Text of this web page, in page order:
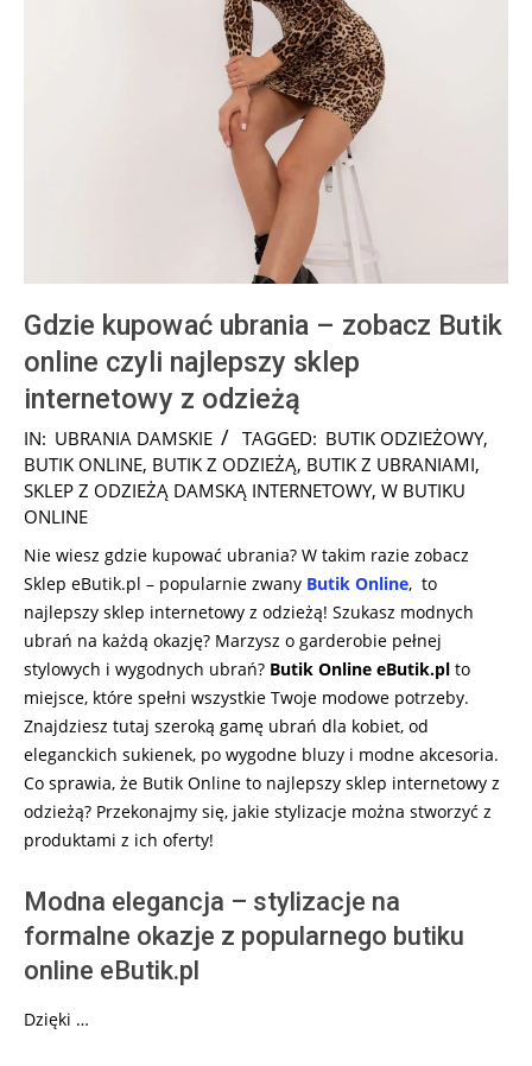
Gdzie kupować ubrania – zobacz Butik
online czyli najlepszy sklep
internetowy z odzieżą
2025-
12-
19
IN: UBRANIA DAMSKIE TAGGED: BUTIK ODZIEŻOWY,
BUTIK ONLINE, BUTIK Z ODZIEŻĄ, BUTIK Z UBRANIAMI,
SKLEP Z ODZIEŻĄ DAMSKĄ INTERNETOWY, W BUTIKU
ONLINE
Nie wiesz gdzie kupować ubrania? W takim razie zobacz
Sklep eButik.pl – popularnie zwany Butik Online, to
najlepszy sklep internetowy z odzieżą! Szukasz modnych
ubrań na każdą okazję? Marzysz o garderobie pełnej
stylowych i wygodnych ubrań? Butik Online eButik.pl to
miejsce, które spełni wszystkie Twoje modowe potrzeby.
Znajdziesz tutaj szeroką gamę ubrań dla kobiet, od
eleganckich sukienek, po wygodne bluzy i modne akcesoria.
Co sprawia, że Butik Online to najlepszy sklep internetowy z
odzieżą? Przekonajmy się, jakie stylizacje można stworzyć z
produktami z ich oferty!
Modna elegancja – stylizacje na
formalne okazje z popularnego butiku
online eButik.pl
Dzięki …